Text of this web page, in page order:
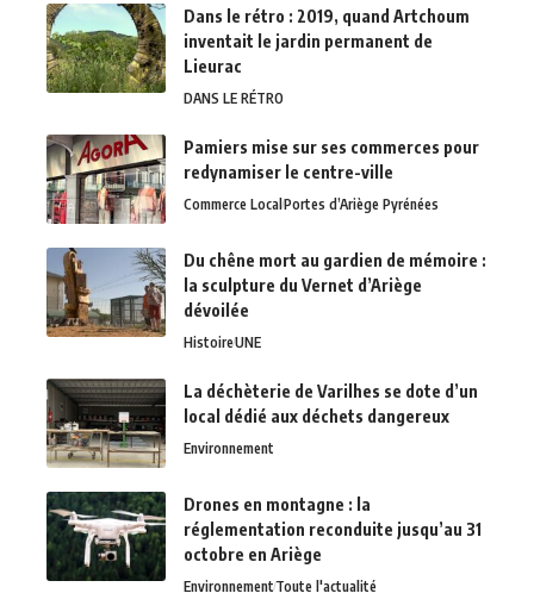
Dans le rétro : 2019, quand Artchoum
inventait le jardin permanent de
Lieurac
DANS LE RÉTRO
Pamiers mise sur ses commerces pour
redynamiser le centre-ville
Commerce LocalPortes d’Ariège Pyrénées
Du chêne mort au gardien de mémoire :
la sculpture du Vernet d’Ariège
dévoilée
HistoireUNE
La déchèterie de Varilhes se dote d’un
local dédié aux déchets dangereux
Environnement
Drones en montagne : la
réglementation reconduite jusqu’au 31
octobre en Ariège
EnvironnementToute l'actualité